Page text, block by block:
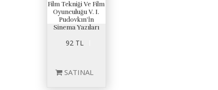
Film Tekniği Ve Film
Oyunculuğu V. I.
Pudovkın’İn
Sinema Yazıları
92 TL
SATINAL